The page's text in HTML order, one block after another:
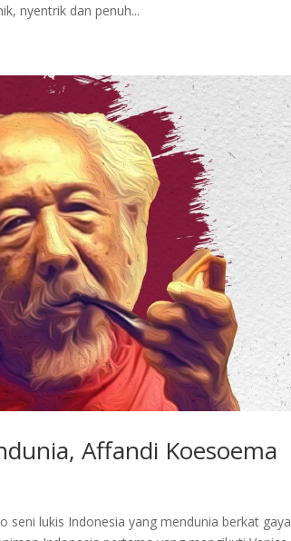
nyentrik dan penuh...
Affandi Koesoema
seni lukis Indonesia yang mendunia berkat gaya